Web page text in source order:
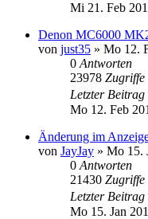
Mi 21. Feb
Denon MC6000
von just35 » Mo 12.
0 Antworten
23978 Zugriffe
Letzter Beitrag
Mo 12. Feb
Änderung im
von JayJay » Mo 15.
0 Antworten
21430 Zugriffe
Letzter Beitrag
Mo 15. Jan